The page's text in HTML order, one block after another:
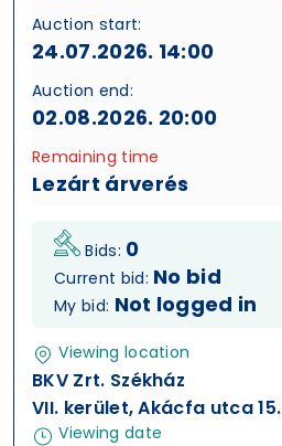
Auction start:
24.07.2026. 14:00
Auction end:
02.08.2026. 20:00
Remaining time
Lezárt árverés
Bids: 0
Current bid: No bid
My bid: Not logged in
Viewing location
BKV Zrt. Székház
VII. kerület, Akácfa utca 15.
Viewing date